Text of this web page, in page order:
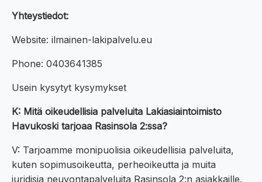
Yhteystiedot:
Website: ilmainen-lakipalvelu.eu
Phone: 0403641385
Usein kysytyt kysymykset
K: Mitä oikeudellisia palveluita Lakiasiaintoimisto
Havukoski tarjoaa Rasinsola 2:ssa?
V: Tarjoamme monipuolisia oikeudellisia palveluita,
kuten sopimusoikeutta, perheoikeutta ja muita
juridisia neuvontapalveluita Rasinsola 2:n asiakkaille.